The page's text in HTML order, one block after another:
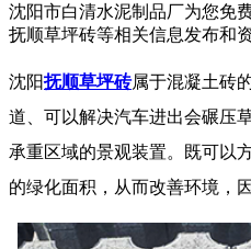
沈阳市白清水泥制品厂为您免
抚顺草坪砖等相关信息发布和
沈阳抚顺草坪砖属于混凝土砖
道、可以解决汽车进出会碾压
承重区域的景观装置。既可以
的绿化面积，从而改善环境，